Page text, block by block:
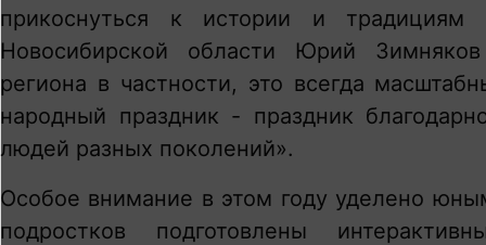
прикоснуться к истории и традициям
Новосибирской области Юрий
региона в частности, это всегда
народный праздник - праздник
людей разных поколений».
Особое внимание в этом году уделено
подростков подготовлены